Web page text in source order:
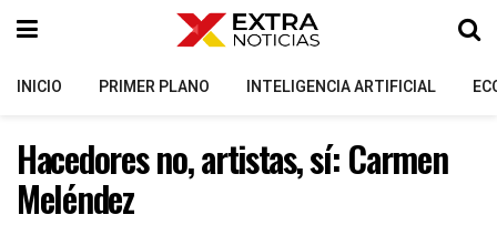
INICIO PRIMER PLANO INTELIGENCIA ARTIFICIAL
Hacedores no, artistas, sí: Carmen
Meléndez